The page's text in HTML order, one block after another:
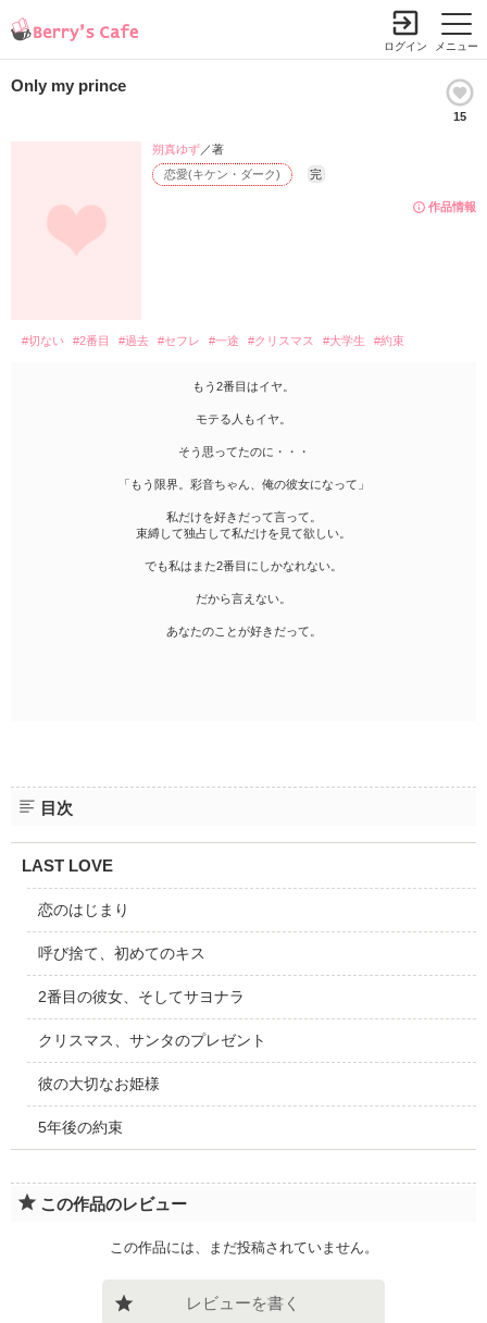
メニュー
ログイン
Only my prince
15
作品情報
恋愛(キケン・ダーク) 完
朔真ゆず／著
#切ない #2番目 #過去 #セフレ #一途 #クリスマス #大学生 #約束
もう2番目はイヤ。
モテる人もイヤ。
そう思ってたのに・・・
「もう限界。彩音ちゃん、俺の彼女になって」
私だけを好きだって言って。
束縛して独占して私だけを見て欲しい。
でも私はまた2番目にしかなれない。
だから言えない。
あなたのことが好きだって。
目次
LAST LOVE
恋のはじまり
呼び捨て、初めてのキス
2番目の彼女、そしてサヨナラ
クリスマス、サンタのプレゼント
彼の大切なお姫様
5年後の約束
この作品のレビュー
この作品には、まだ投稿されていません。
レビューを書く